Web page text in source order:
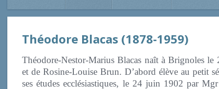
Théodore Blacas (1878-1959)
Théodore-Nestor-Marius Blacas naît à Brignoles
et de Rosine-Louise Brun. D’abord élève au petit
ses études ecclésiastiques, le 24 juin 1902 par